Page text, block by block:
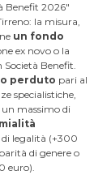
Benefit 2026"
la misura,
un fondo
ex novo o la
Benefit.
perduto pari al
specialistiche,
massimo di
legalità (+300
di genere o
euro).